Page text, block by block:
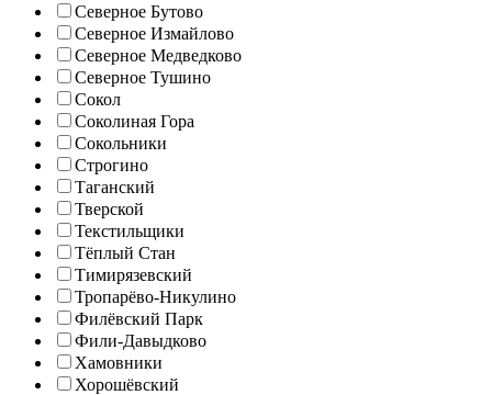
Северное Бутово
Северное Измайлово
Северное Медведково
Северное Тушино
Сокол
Соколиная Гора
Сокольники
Строгино
Таганский
Тверской
Текстильщики
Тёплый Стан
Тимирязевский
Тропарёво-Никулино
Филёвский Парк
Фили-Давыдково
Хамовники
Хорошёвский